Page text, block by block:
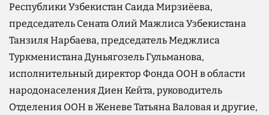
Республики Узбекистан Саида Мирзиёева,
председатель Сената Олий Мажлиса Узбекистана
Танзиля Нарбаева, председатель Меджлиса
Туркменистана Дуньягозель Гульманова,
исполнительный директор Фонда ООН в области
народонаселения Диен Кейта, руководитель
Отделения ООН в Женеве Татьяна Валовая и другие,